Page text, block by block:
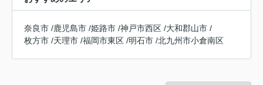
奈良市 /鹿児島市 /姫路市 /神戸市西区 /大和郡山市 /
枚方市 /天理市 /福岡市東区 /明石市 /北九州市小倉南区